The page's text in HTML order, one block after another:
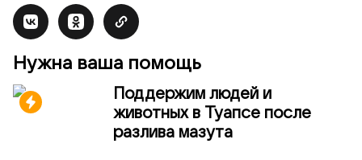
Нужна ваша помощь
Поддержим людей и
животных в Туапсе после
разлива мазута